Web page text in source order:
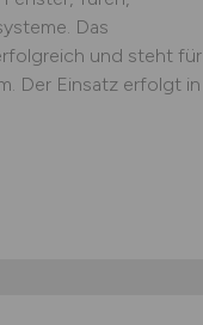
Das
und steht für
Der Einsatz erfolgt in